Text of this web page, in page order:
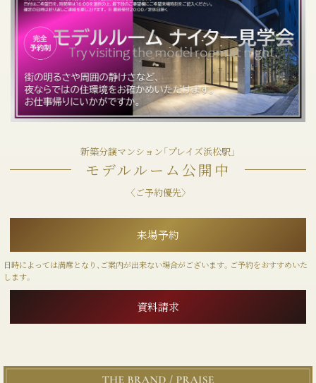
新築分譲マンション「プレイズ浜松駅」
モデルルーム公開中
〈ご予約優先〉
来場予約
日時によっては満席となり、ご案内が出来ない場合がございます。ご予約をおすすめいた
します。
資料請求